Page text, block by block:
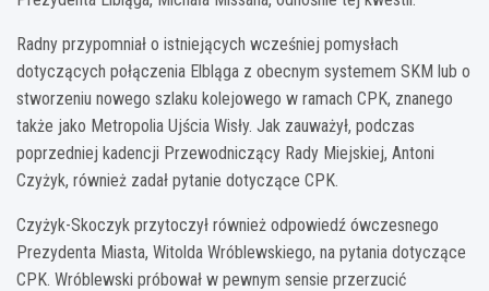
Radny przypomniał o istniejących wcześniej pomysłach
dotyczących połączenia Elbląga z obecnym systemem SKM lub o
stworzeniu nowego szlaku kolejowego w ramach CPK, znanego
także jako Metropolia Ujścia Wisły. Jak zauważył, podczas
poprzedniej kadencji Przewodniczący Rady Miejskiej, Antoni
Czyżyk, również zadał pytanie dotyczące CPK.
Czyżyk-Skoczyk przytoczył również odpowiedź ówczesnego
Prezydenta Miasta, Witolda Wróblewskiego, na pytania dotyczące
CPK. Wróblewski próbował w pewnym sensie przerzucić